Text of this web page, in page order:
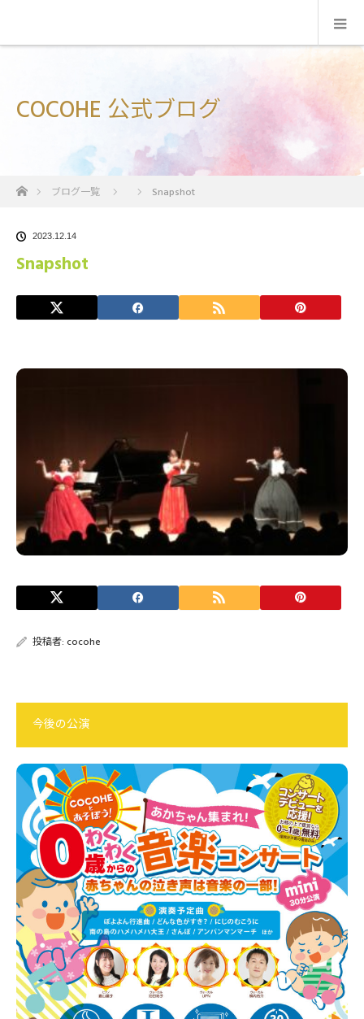
COCOHE 公式ブログ
ホームブログ一覧 Snapshot
2023.12.14
Snapshot
投稿者: cocohe
今後の公演